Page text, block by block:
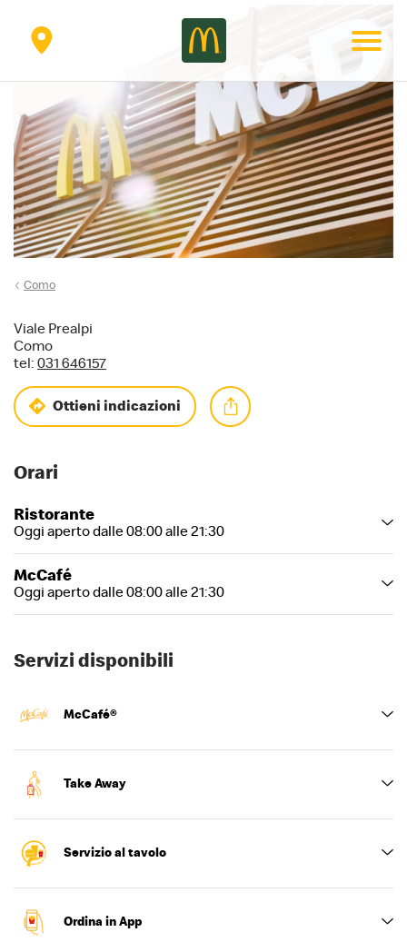
menu
Como
Viale Prealpi
Como
tel: 031 646157
Ottieni indicazioni
Orari
Ristorante
Oggi aperto dalle 08:00 alle 21:30
McCafé
Oggi aperto dalle 08:00 alle 21:30
Servizi disponibili
McCafé®
Take Away
Servizio al tavolo
Ordina in App